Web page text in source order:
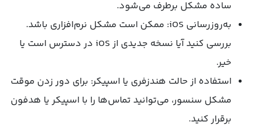
ساده مشکل برطرف می‌شود.
به‌روزرسانی iOS: ممکن است مشکل نرم‌افزاری باشد.
بررسی کنید آیا نسخه جدیدی از iOS در دسترس است یا
خیر.
استفاده از حالت هندزفری یا اسپیکر: برای دور زدن موقت
مشکل سنسور، می‌توانید تماس‌ها را با اسپیکر یا هدفون
برقرار کنید.